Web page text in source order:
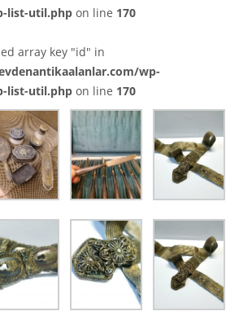
list-util.php on line 170
array key "id" in
wp-
list-util.php on line 170